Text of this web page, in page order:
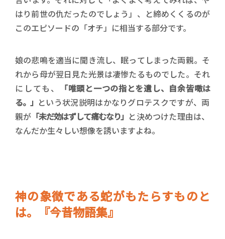
はり前世の仇だったのでしょう」、と締めくくるのが
このエピソードの「オチ」に相当する部分です。
娘の悲鳴を適当に聞き流し、眠ってしまった両親。そ
れから母が翌日見た光景は凄惨たるものでした。それ
にしても、
「唯頭と一つの指とを遺し、自余皆噉は
る。」 という状況説明はかなりグロテスクですが、両
親が 「未だ効はずして痛むなり」 と決めつけた理由は、
なんだか生々しい想像を誘いますよね。
神の象徴である蛇がもたらすものと
は。『今昔物語集』